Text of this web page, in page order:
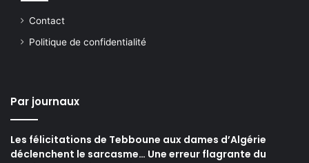
Contact
Politique de confidentialité
Par journaux
Les félicitations de Tebboune aux dames d’Algérie
déclenchent le sarcasme… Une erreur flagrante du